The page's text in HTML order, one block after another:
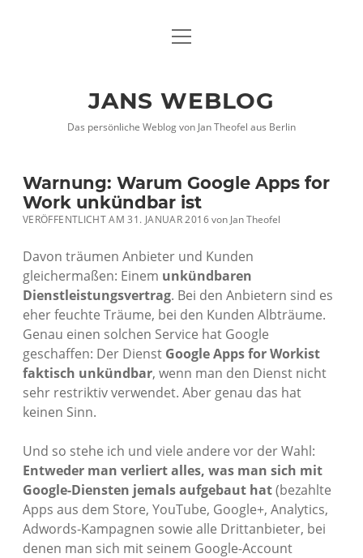
DATENSCHUTZHINWEISE
twitterfacebook
xing
Menü
JANS WEBLOG
Das persönliche Weblog von Jan Theofel aus Berlin
Warnung: Warum Google Apps for
Work unkündbar ist
VERÖFFENTLICHT AM 31. JANUAR 2016von Jan Theofel
Davon träumen Anbieter und Kunden
gleichermaßen: Einem unkündbaren
Dienstleistungsvertrag. Bei den Anbietern sind es
eher feuchte Träume, bei den Kunden Albträume.
Genau einen solchen Service hat Google
geschaffen: Der Dienst Google Apps for Workist
faktisch unkündbar, wenn man den Dienst nicht
sehr restriktiv verwendet. Aber genau das hat
keinen Sinn.
Und so stehe ich und viele andere vor der Wahl:
Entweder man verliert alles, was man sich mit
Google-Diensten jemals aufgebaut hat(bezahlte
Apps aus dem Store, YouTube, Google+, Analytics,
Adwords-Kampagnen sowie alle Drittanbieter, bei
denen man sich mit seinem Google-Account